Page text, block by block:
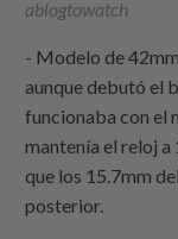
ablogtowatch
- Modelo de
aunque debutó el
funcionaba con el
mantenía el reloj a
que los 15.7mm
posterior.